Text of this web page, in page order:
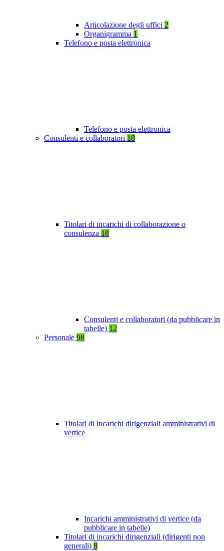
Articolazione degli uffici 2
Organigramma 1
Telefono e posta elettronica
Telefono e posta elettronica
Consulenti e collaboratori 18
Titolari di incarichi di collaborazione o
consulenza 18
Consulenti e collaboratori (da pubblicare in
tabelle) 12
Personale 98
Titolari di incarichi dirigenziali amministrativi di
vertice
Incarichi amministrativi di vertice (da
pubblicare in tabelle)
Titolari di incarichi dirigenziali (dirigenti non
generali) 8